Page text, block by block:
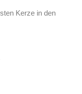
Kerze in den